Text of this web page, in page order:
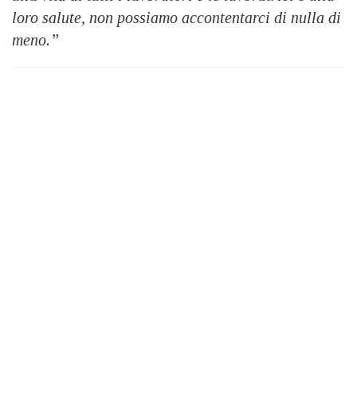
loro salute, non possiamo accontentarci di nulla di
meno.”